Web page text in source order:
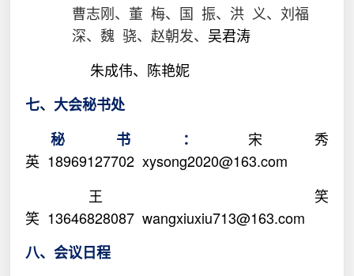
曹志刚、董 梅、国 振、 洪 义、刘福
深、魏 骁、赵朝发、 吴君涛
朱成伟、陈艳妮
七、大会秘书处
秘书：宋秀
英 18969127702 xysong2020@163.com
王笑
笑 13646828087 wangxiuxiu713@163.com
八、会议日程